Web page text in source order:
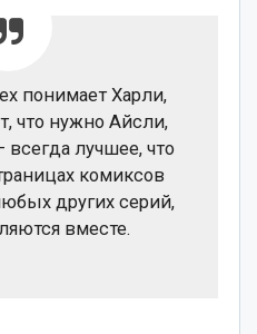
понимает Харли,
что нужно Айсли,
лучшее, что
комиксов
других серий,
вместе.